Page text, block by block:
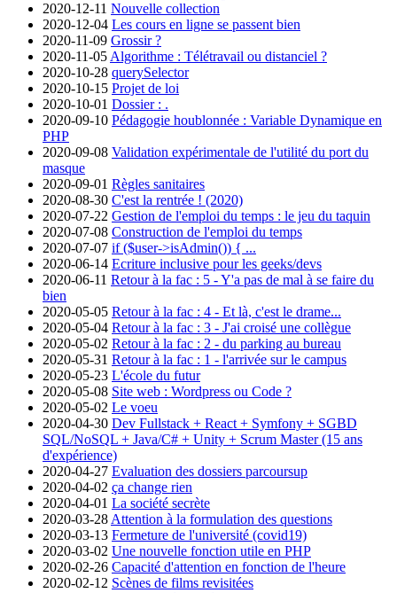
2020-12-11 Nouvelle collection
2020-12-04 Les cours en ligne se passent bien
2020-11-09 Grossir ?
2020-11-05 Algorithme : Télétravail ou distanciel ?
2020-10-28 querySelector
2020-10-15 Projet de loi
2020-10-01 Dossier : .
2020-09-10 Pédagogie houblonnée : Variable Dynamique en
PHP
2020-09-08 Validation expérimentale de l'utilité du port du
masque
2020-09-01 Règles sanitaires
2020-08-30 C'est la rentrée ! (2020)
2020-07-22 Gestion de l'emploi du temps : le jeu du taquin
2020-07-08 Construction de l'emploi du temps
2020-07-07 if ($user->isAdmin()) { ...
2020-06-14 Ecriture inclusive pour les geeks/devs
2020-06-11 Retour à la fac : 5 - Y'a pas de mal à se faire du
bien
2020-05-05 Retour à la fac : 4 - Et là, c'est le drame...
2020-05-04 Retour à la fac : 3 - J'ai croisé une collègue
2020-05-02 Retour à la fac : 2 - du parking au bureau
2020-05-31 Retour à la fac : 1 - l'arrivée sur le campus
2020-05-23 L'école du futur
2020-05-08 Site web : Wordpress ou Code ?
2020-05-02 Le voeu
2020-04-30 Dev Fullstack + React + Symfony + SGBD
SQL/NoSQL + Java/C# + Unity + Scrum Master (15 ans
d'expérience)
2020-04-27 Evaluation des dossiers parcoursup
2020-04-02 ça change rien
2020-04-01 La société secrète
2020-03-28 Attention à la formulation des questions
2020-03-13 Fermeture de l'université (covid19)
2020-03-02 Une nouvelle fonction utile en PHP
2020-02-26 Capacité d'attention en fonction de l'heure
2020-02-12 Scènes de films revisitées